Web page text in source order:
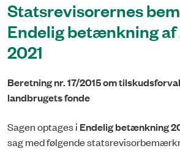
Statsrevisorernes
Endelig betænkning af
2021
Beretning nr. 17/2015 om
landbrugets fonde
Sagen optages i Endelig betænkning
sag med følgende